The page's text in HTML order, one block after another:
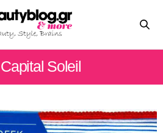
Soleil